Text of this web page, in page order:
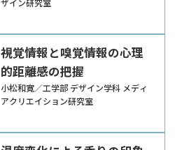
視覚情報と嗅覚情報の心理
的距離感の把握
小松和寛／工学部 デザイン学科 メディ
アクリエイション研究室